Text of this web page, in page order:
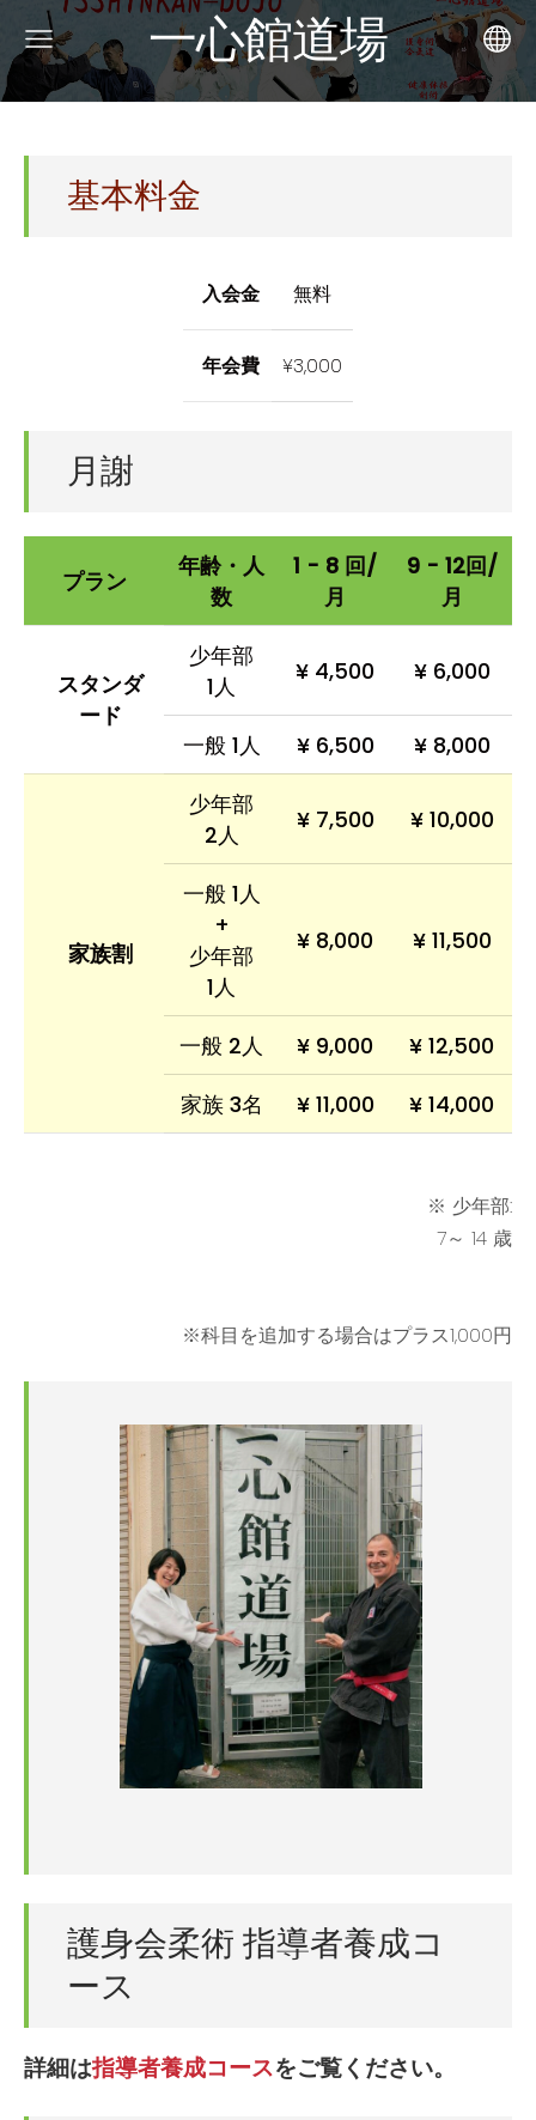
一心館道場
基本料金
入会金 無料
年会費 ¥3,000
月謝
プラン
年齢・人
数
1 - 8 回/
月
9 - 12回/
月
スタンダ
ード
少年部
1人
¥ 4,500 ¥ 6,000
一般 1人 ¥ 6,500 ¥ 8,000
家族割
少年部
2人
¥ 7,500 ¥ 10,000
一般 1人
+
少年部
1人
¥ 8,000 ¥ 11,500
一般 2人 ¥ 9,000
¥ 12,500
家族 3名
¥ 11,000 ¥ 14,000
※ 少年部:
7～ 14 歳
※科目を追加する場合はプラス1,000円
護身会柔術 指導者養成コ
ース
詳細は指導者養成コースをご覧ください。